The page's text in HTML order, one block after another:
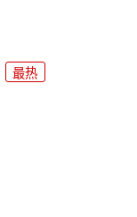
最热